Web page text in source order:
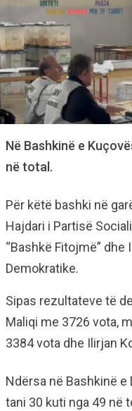
Në Bashkinë e
në total.
Për këtë bashki në
Hajdari i Partisë
“Bashkë Fitojmë” dhe
Demokratike.
Sipas rezultateve të
Maliqi me 3726 vota,
3384 vota dhe Ilirjan
Ndërsa në Bashkinë
tani 30 kuti nga 49 në